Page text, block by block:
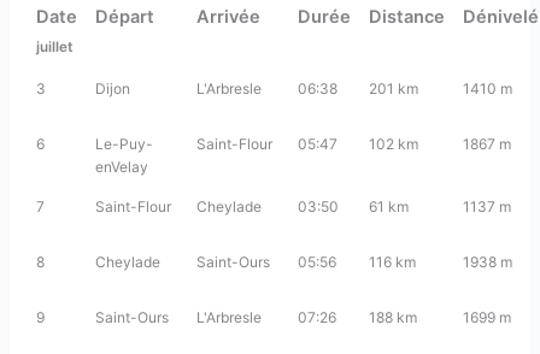
Date
juillet
Départ Arrivée Durée Distance
3 Dijon L'Arbresle 06:38 201 km 1410 m
6
Le-Puy-
enVelay
Saint-Flour 05:47 102 km 1867 m
7 Saint-Flour Cheylade 03:50 61 km 1137 m
8 Cheylade Saint-Ours 05:56 116 km 1938 m
9 Saint-Ours L'Arbresle 07:26 188 km 1699 m